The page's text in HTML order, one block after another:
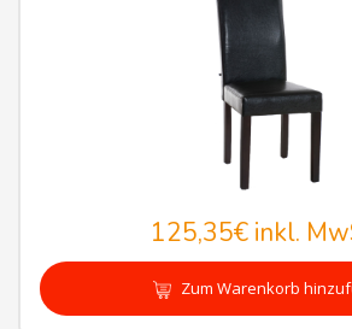
125,35€inkl.
Zum Warenkorb